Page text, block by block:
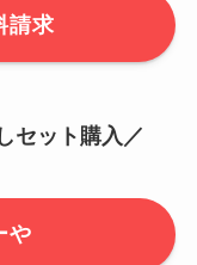
請求
セット購入／
や